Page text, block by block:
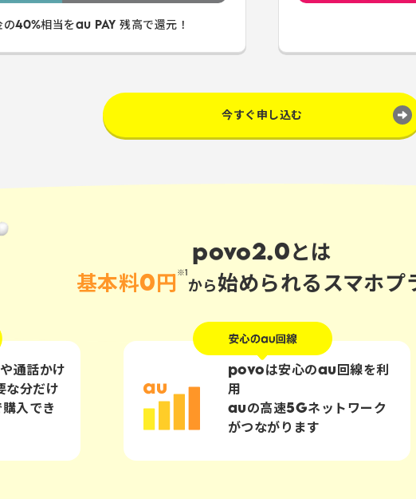
40%相当をau PAY 残高で還元！
今すぐ申し込む
povo2.0とは
基本料0円 ※1
から始められるスマホプ
通話かけ
な分だけ
入でき
povoは安心のau回線を利
用
auの高速5Gネットワーク
がつながります